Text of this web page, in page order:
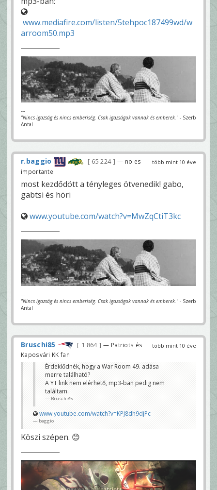
www.mediafire.com/listen/5tehpoc187499wd/w
arroom50.mp3
---
"Nincs igazság és nincs emberiség. Csak igazságok vannak és emberek." - Szerb
Antal
több mint 10 éve
r.baggio 65 224
— no es
importante
most kezdődött a tényleges ötvenedik! gabo,
gabtsi és höri
www.youtube.com/watch?v=MwZqCtiT3kc
---
"Nincs igazság és nincs emberiség. Csak igazságok vannak és emberek." - Szerb
Antal
több mint 10 éve
Bruschi85 1 864
— Patriots és
Kaposvári KK fan
Érdeklődnék, hogy a War Room 49. adása
merre található?
A YT link nem elérhető, mp3-ban pedig nem
találtam.
Bruschi85
www.youtube.com/watch?v=KPJ8dh9djPc
baggio
Köszi szépen. 😊